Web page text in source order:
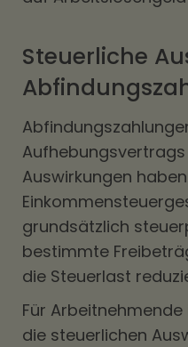
Steuerliche
Auswirkungen
grundsätzlich
bestimmte
die Steuerlast
Für
die steuerlichen